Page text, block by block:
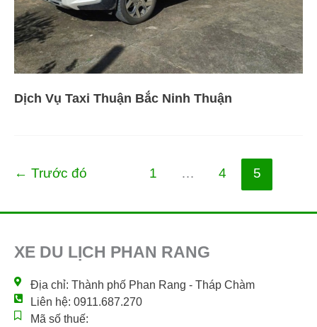
Dịch Vụ Taxi Thuận Bắc Ninh Thuận
← Trước đó 1 … 4 5
XE DU LỊCH PHAN RANG
Địa chỉ: Thành phố Phan Rang - Tháp Chàm
Liên hệ: 0911.687.270
Mã số thuế: